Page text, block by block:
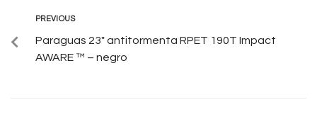
PREVIOUS
Paraguas 23″ antitormenta RPET 190T Impact
AWARE ™ – negro